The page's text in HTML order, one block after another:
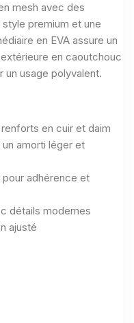
mesh avec des
premium et une
en EVA assure un
en caoutchouc
usage polyvalent.
en cuir et daim
amorti léger et
adhérence et
détails modernes
ajusté